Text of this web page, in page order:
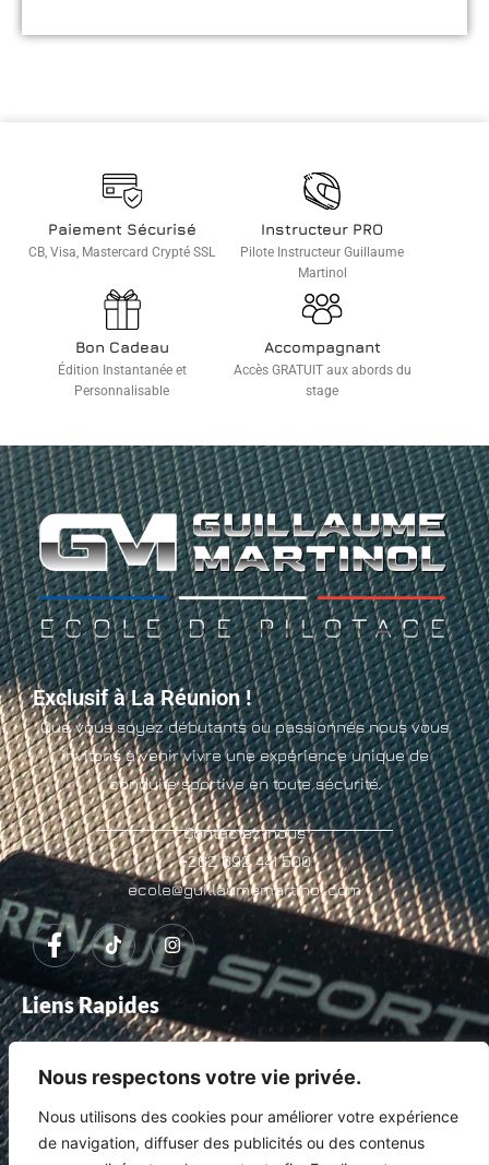
Nous respectons votre vie privée.
Nous utilisons des cookies pour améliorer votre expérience
de navigation, diffuser des publicités ou des contenus
Paiement Sécurisé
CB, Visa, Mastercard Crypté SSL
Instructeur PRO
Pilote Instructeur Guillaume
Martinol
Bon Cadeau
Édition Instantanée et
Personnalisable
Accompagnant
Accès GRATUIT aux abords du
stage
Exclusif à La Réunion !
Que vous soyez débutants ou passionnés nous vous
invitons à venir vivre une expérience unique de
conduite sportive en toute sécurité.
Contactez-nous
+262 692 441 500
ecole@guillaumemartinol.com
Liens Rapides
F.A.Q
MON COMPTE
NOUS CONTACTER
FORMATIONS